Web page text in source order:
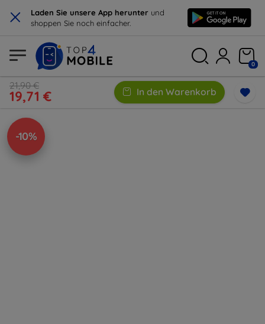
× Laden Sie unsere App herunter und
shoppen Sie noch einfacher.
0
21,90 €
19,71 € In den Warenkorb
-10%